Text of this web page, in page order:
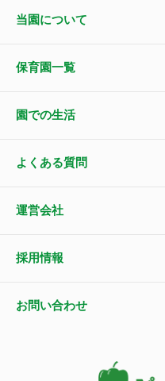
当園について
保育園一覧
園での生活
よくある質問
運営会社
採用情報
お問い合わせ